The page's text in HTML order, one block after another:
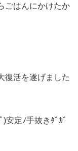
ごはんにかけたか
復活を遂げました
安定ﾉ手抜きﾀﾞｶﾞ